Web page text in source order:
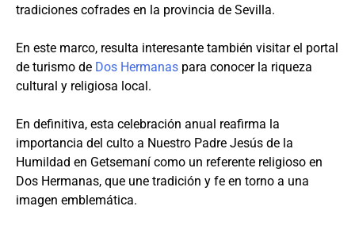
tradiciones cofrades en la provincia de Sevilla.
En este marco, resulta interesante también visitar el portal
de turismo de Dos Hermanas para conocer la riqueza
cultural y religiosa local.
En definitiva, esta celebración anual reafirma la
importancia del culto a Nuestro Padre Jesús de la
Humildad en Getsemaní como un referente religioso en
Dos Hermanas, que une tradición y fe en torno a una
imagen emblemática.